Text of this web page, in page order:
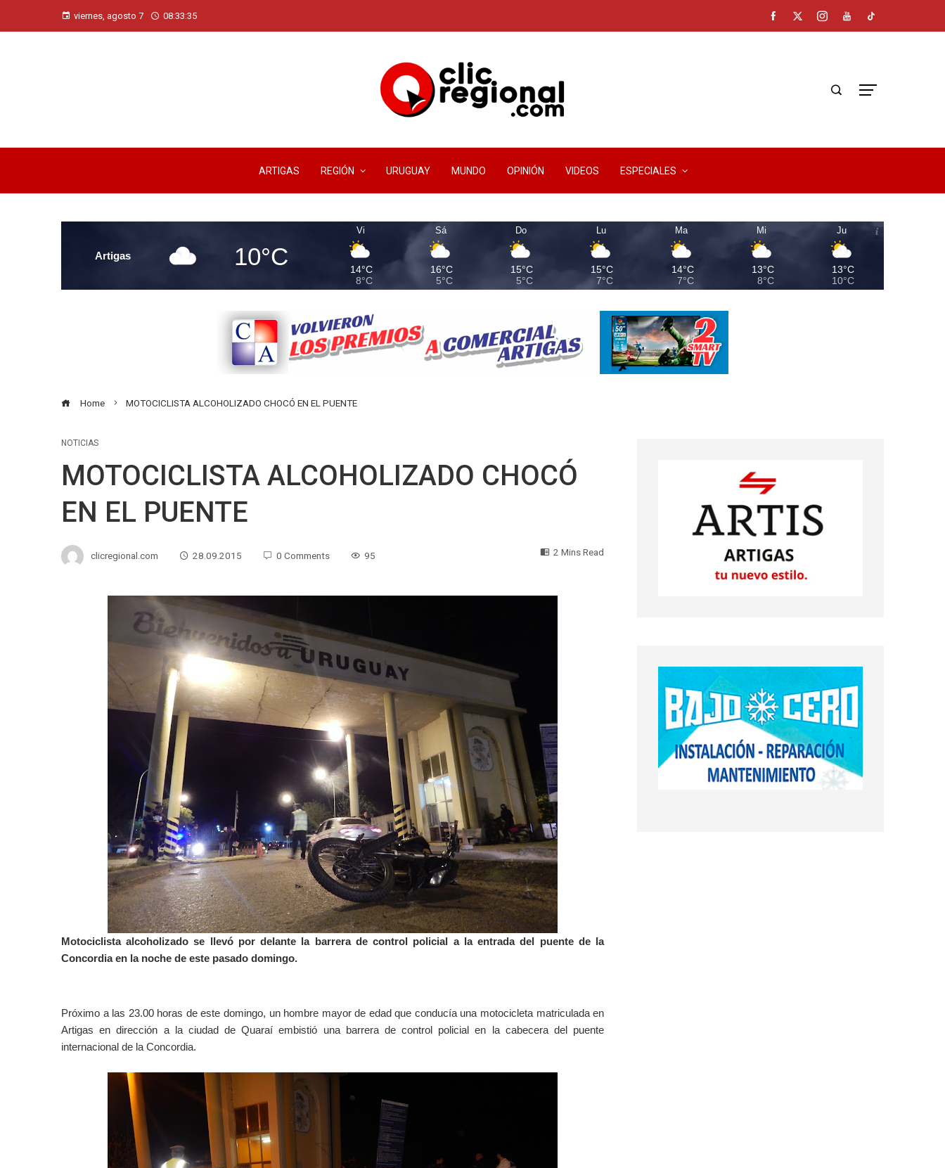
viernes, agosto 7 08:33:36
ARTIGAS REGIÓN URUGUAY MUNDO OPINIÓN VIDEOS ESPECIALES
Artigas 10°C
Vi
14°C
8°C
Sá
16°C
5°C
Do
15°C
5°C
Lu
15°C
7°C
Ma
14°C
7°C
Mi
13°C
8°C
Ju
13°C
10°C
Home MOTOCICLISTA ALCOHOLIZADO CHOCÓ EN EL PUENTE
NOTICIAS
MOTOCICLISTA ALCOHOLIZADO CHOCÓ
EN EL PUENTE
clicregional.com 28.09.2015 0 Comments 95 2 Mins Read
Motociclista alcoholizado se llevó por delante la barrera de control policial a la entrada del puente de la
Concordia en la noche de este pasado domingo.
Próximo a las 23.00 horas de este domingo, un hombre mayor de edad que conducía una motocicleta matriculada en
Artigas en dirección a la ciudad de Quaraí embistió una barrera de control policial en la cabecera del puente
internacional de la Concordia.